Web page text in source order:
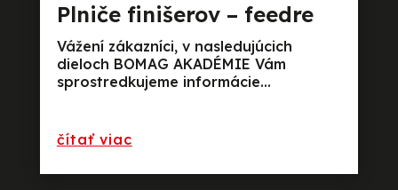
Plniče finišerov – feedre
Vážení zákazníci, v nasledujúcich
dieloch BOMAG AKADÉMIE Vám
sprostredkujeme informácie...
preèítajte si viac